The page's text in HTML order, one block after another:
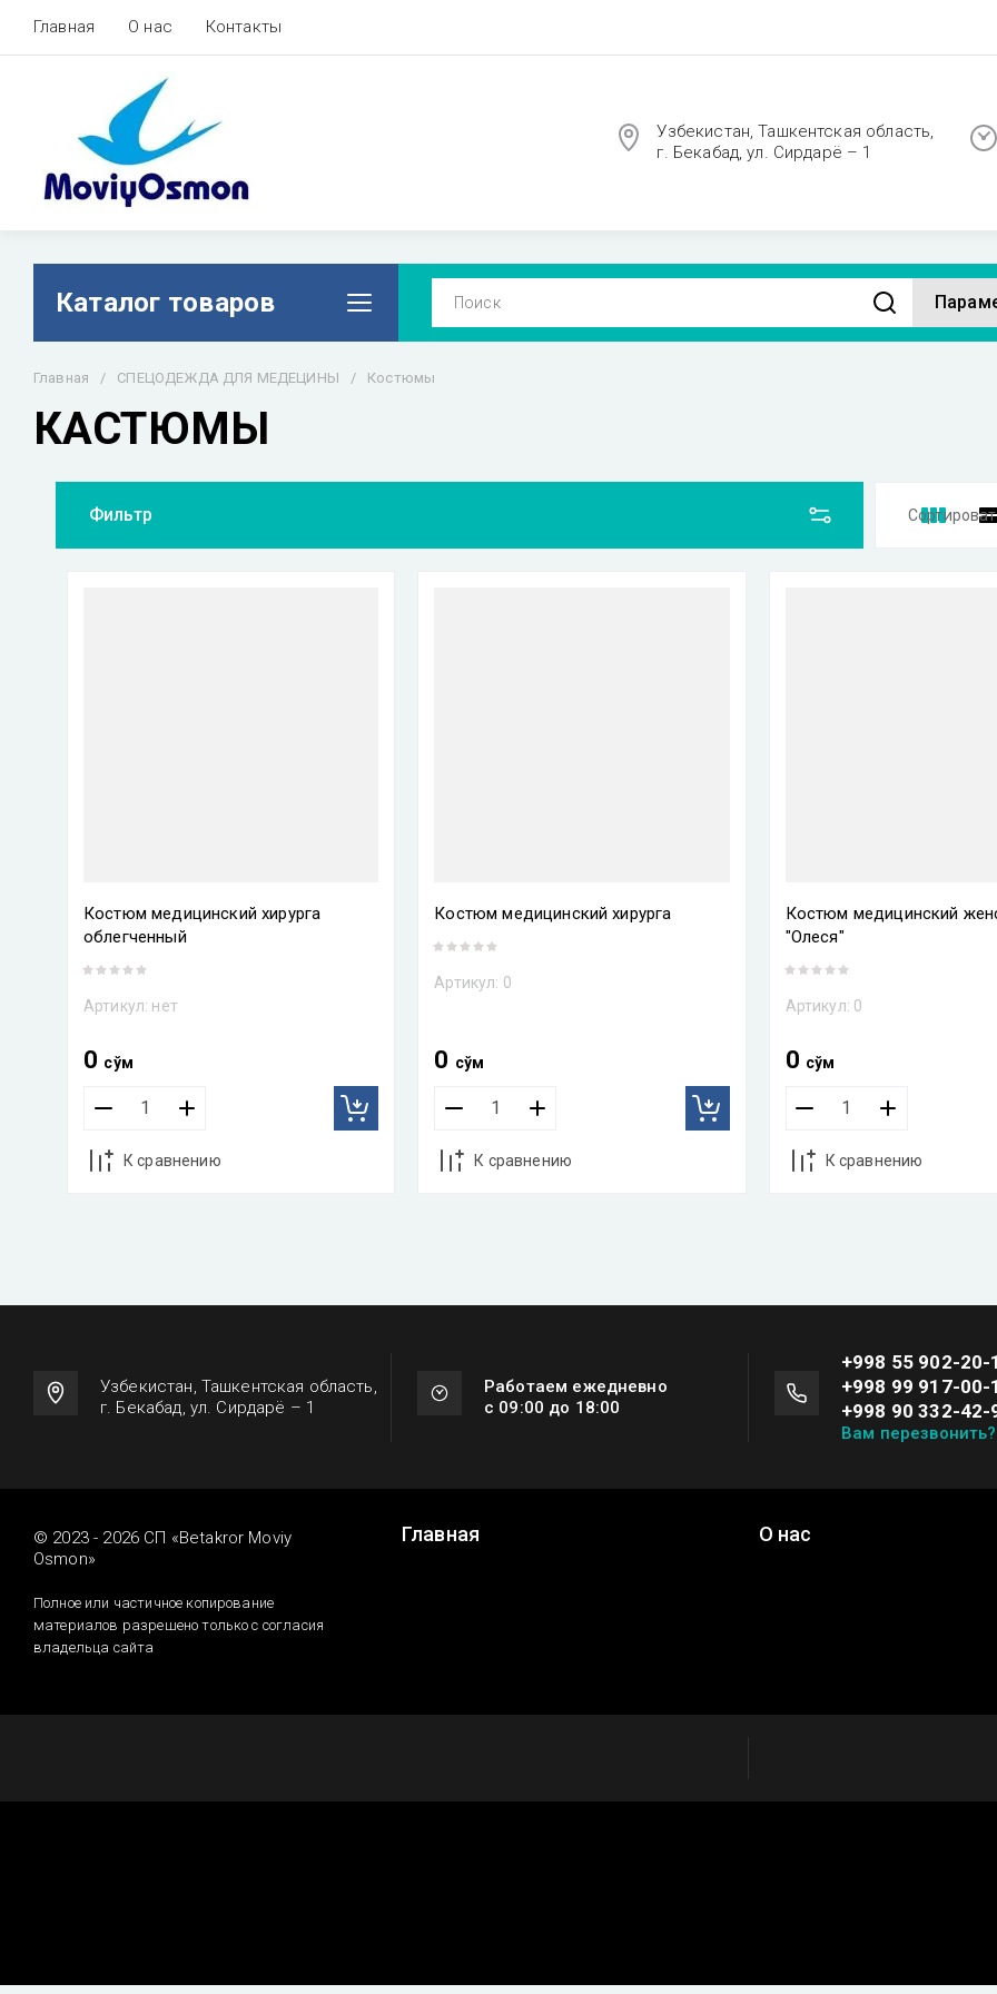
Главная О нас Контакты
Узбекистан, Ташкентская область,
г. Бекабад, ул. Сирдарё – 1
Каталог товаров
Главная / СПЕЦОДЕЖДА ДЛЯ МЕДЕЦИНЫ / Костюмы
КАСТЮМЫ
Фильтр
Костюм медицинский хирурга
облегченный
Артикул: нет
0 сўм
К сравнению
Костюм медицинский хирурга
Артикул: 0
0 сўм
К сравнению
Костюм медицинский
"Олеся"
Артикул: 0
0 сўм
К сравнению
Узбекистан, Ташкентская область,
г. Бекабад, ул. Сирдарё – 1
Работаем ежедневно
с 09:00 до 18:00
+998 55 902-20-
+998 99 917-00-
+998 90 332-42-
Вам перезвонить?
© 2023 - 2026 СП «Betakror Moviy
Osmon»
Полное или частичное копирование
материалов разрешено только с согласия
владельца сайта
Главная О нас